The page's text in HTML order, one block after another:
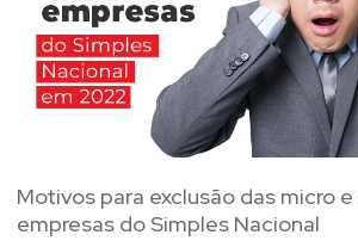
Motivos para exclusão das micro
empresas do Simples Nacional